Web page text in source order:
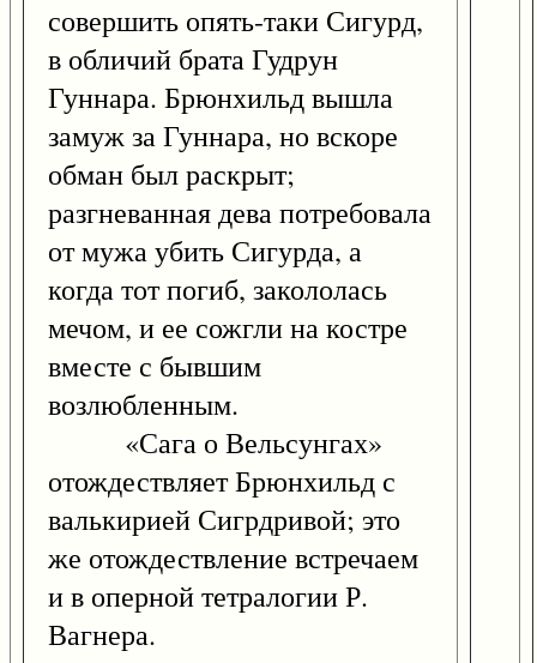
совершить опять-таки Сигурд,
в обличий брата Гудрун
Гуннара. Брюнхильд вышла
замуж за Гуннара, но вскоре
обман был раскрыт;
разгневанная дева потребовала
от мужа убить Сигурда, а
когда тот погиб, закололась
мечом, и ее сожгли на костре
вместе с бывшим
возлюбленным.
«Сага о Вельсунгах»
отождествляет Брюнхильд с
валькирией Сигрдривой; это
же отождествление встречаем
и в оперной тетралогии Р.
Вагнера.